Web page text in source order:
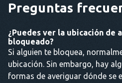
Preguntas
¿Puedes ver la ubicación de
bloqueado?
Si alguien te bloquea,
ubicación. Sin embargo, hay
formas de averiguar dónde se